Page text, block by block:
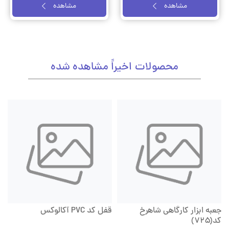
مشاهده مشاهده
محصولات اخیراً مشاهده شده
جعبه ابزار کارگاهی شاهرخ
کد(۷۲۵)
قفل کد PVC آکالوکس